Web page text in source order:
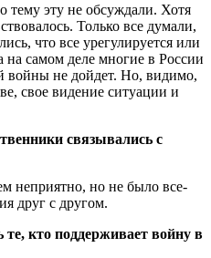
тему эту не обсуждали. Хотя
Только все думали,
что все урегулируется или
на самом деле многие в России
войны не дойдет. Но, видимо,
свое видение ситуации и
связывались с
неприятно, но не было все-
друг с другом.
кто поддерживает войну в